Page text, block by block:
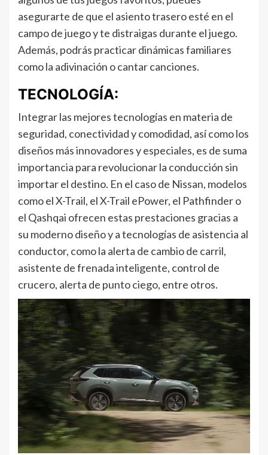
asegurarte de que el asiento trasero esté en el
campo de juego y te distraigas durante el juego.
Además, podrás practicar dinámicas familiares
como la adivinación o cantar canciones.
TECNOLOGÍA:
Integrar las mejores tecnologías en materia de
seguridad, conectividad y comodidad, así como los
diseños más innovadores y especiales, es de suma
importancia para revolucionar la conducción sin
importar el destino. En el caso de Nissan, modelos
como el X-Trail, el X-Trail ePower, el Pathfinder o
el Qashqai ofrecen estas prestaciones gracias a
su moderno diseño y a tecnologías de asistencia al
conductor, como la alerta de cambio de carril,
asistente de frenada inteligente, control de
crucero, alerta de punto ciego, entre otros.